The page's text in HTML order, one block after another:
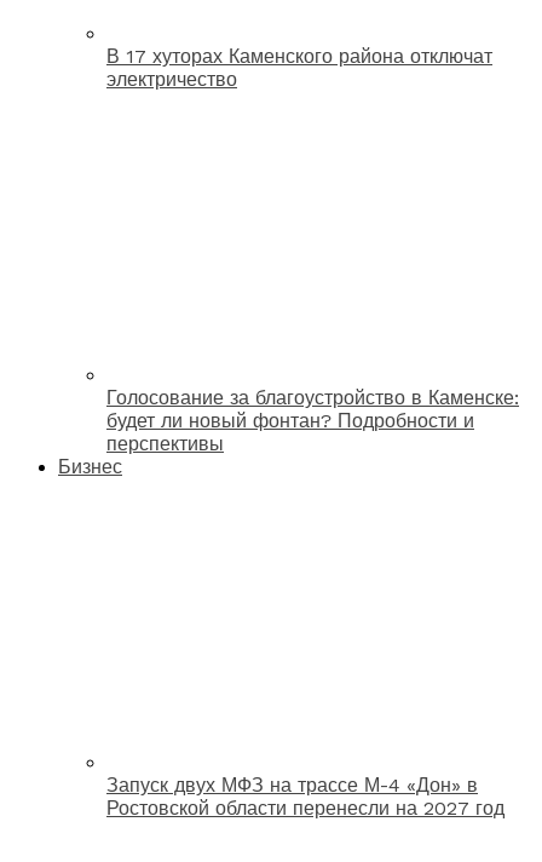
В 17 хуторах Каменского района отключат
электричество
Голосование за благоустройство в Каменске:
будет ли новый фонтан? Подробности и
перспективы
Бизнес
Запуск двух МФЗ на трассе М-4 «Дон» в
Ростовской области перенесли на 2027 год